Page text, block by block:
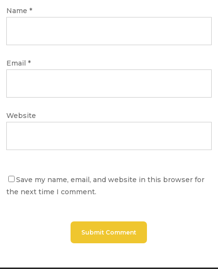
Name*
Email*
Website
Save my name, email, and website in this browser for
the next time I comment.